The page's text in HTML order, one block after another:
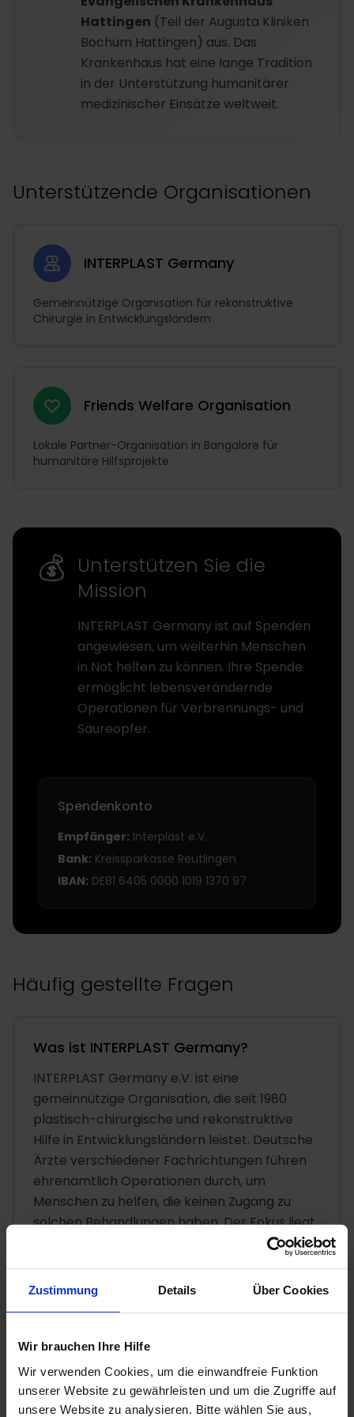
Zustimmung Details Über Cookies
Wir brauchen Ihre Hilfe
Wir verwenden Cookies, um die einwandfreie Funktion
unserer Website zu gewährleisten und um die Zugriffe auf
unsere Website zu analysieren. Bitte wählen Sie aus,
Hattingen (Teil der Augusta Kliniken
Bochum Hattingen) aus. Das
Krankenhaus hat eine lange Tradition
in der Unterstützung humanitärer
medizinischer Einsätze weltweit.
Unterstützende Organisationen
INTERPLAST Germany
Gemeinnützige Organisation für rekonstruktive
Chirurgie in Entwicklungsländern
Friends Welfare Organisation
Lokale Partner-Organisation in Bangalore für
humanitäre Hilfsprojekte
💰 Unterstützen Sie die
Mission
INTERPLAST Germany ist auf Spenden
angewiesen, um weiterhin Menschen
in Not helfen zu können. Ihre Spende
ermöglicht lebensverändernde
Operationen für Verbrennungs- und
Säureopfer.
Spendenkonto
Empfänger: Interplast e.V.
Bank: Kreissparkasse Reutlingen
IBAN: DE81 6405 0000 1019 1370 97
Häufig gestellte Fragen
Was ist INTERPLAST Germany?
INTERPLAST Germany e.V. ist eine
gemeinnützige Organisation, die seit 1980
plastisch-chirurgische und rekonstruktive
Hilfe in Entwicklungsländern leistet. Deutsche
Ärzte verschiedener Fachrichtungen führen
ehrenamtlich Operationen durch, um
Menschen zu helfen, die keinen Zugang zu
solchen Behandlungen haben. Der Fokus liegt
auf Verbrennungsopfern, angeborenen
Warum sind solche Einsätze in Indien
In Indien gibt es viele Menschen, die durch
Verbrennungen oder Säureangriffe schwere